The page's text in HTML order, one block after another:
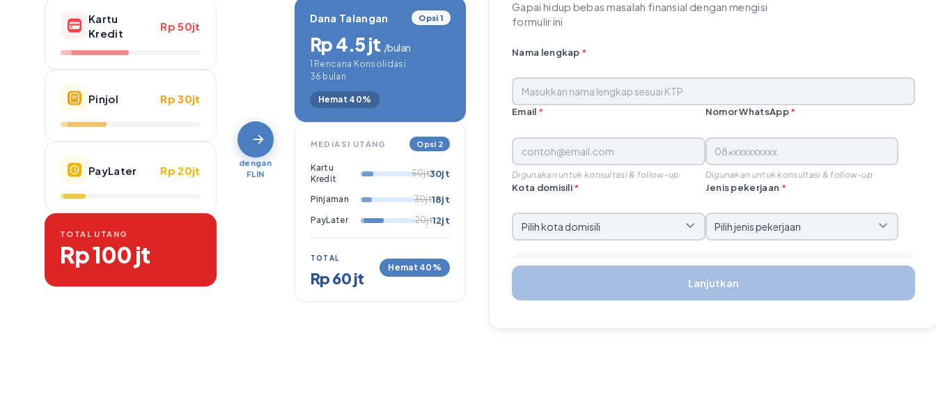
Kartu
Kredit
Rp 50jt
Pinjol Rp 30jt
PayLater Rp 20jt
TOTAL UTANG
Rp 100 jt
dengan
FLIN
Dana Talangan Opsi 1
Rp 4.5 jt /bulan
1 Rencana Konsolidasi
36 bulan
Hemat 40%
MEDIASI UTANG Opsi 2
Kartu
Kredit
50jt30jt
Pinjaman 30jt18jt
PayLater 20jt12jt
TOTAL
Rp 60 jt
Hemat 40%
Gapai hidup bebas masalah finansial dengan mengisi
formulir ini
Nama lengkap *
Email *
Digunakan untuk konsultasi & follow-up
Nomor WhatsApp*
Digunakan untuk konsultasi & follow-up
Kota domisili* Jenis pekerjaan *
Lanjutkan